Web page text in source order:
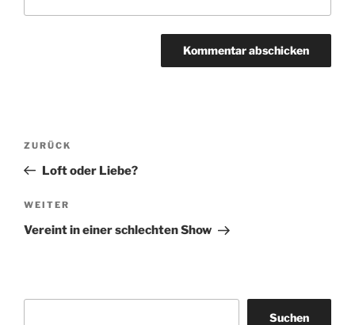
Beitragsnavigation
Vorheriger
Beitrag
ZURÜCK
Loft oder Liebe?
Nächster
Beitrag
WEITER
Vereint in einer schlechten Show
Suchen